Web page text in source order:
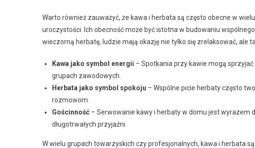
Warto również zauważyć, że kawa i herbata są często obecne w
uroczystości. Ich obecność może być istotna w budowaniu
wieczorną herbatę, ludzie mają okazję nie tylko się zrelaksować, ale
Kawa jako symbol energii – Spotkania przy kawie mogą
grupach zawodowych.
Herbata jako symbol spokoju – Wspólne picie herbaty często
rozmowom.
Gościnność – Serwowanie kawy i herbaty w domu jest wyrazem
długotrwałych przyjaźni.
W wielu grupach towarzyskich czy profesjonalnych, kawa i herbata